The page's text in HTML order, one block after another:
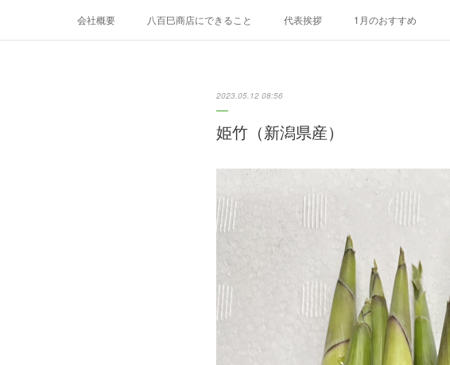
会社概要 八百巳商店にできること 代表挨拶 1月のおすすめ
2023.05.12 08:56
姫竹（新潟県産）